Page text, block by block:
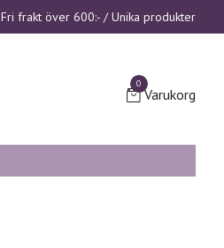
Fri frakt över 600:- / Unika produkter
0
Varukorg